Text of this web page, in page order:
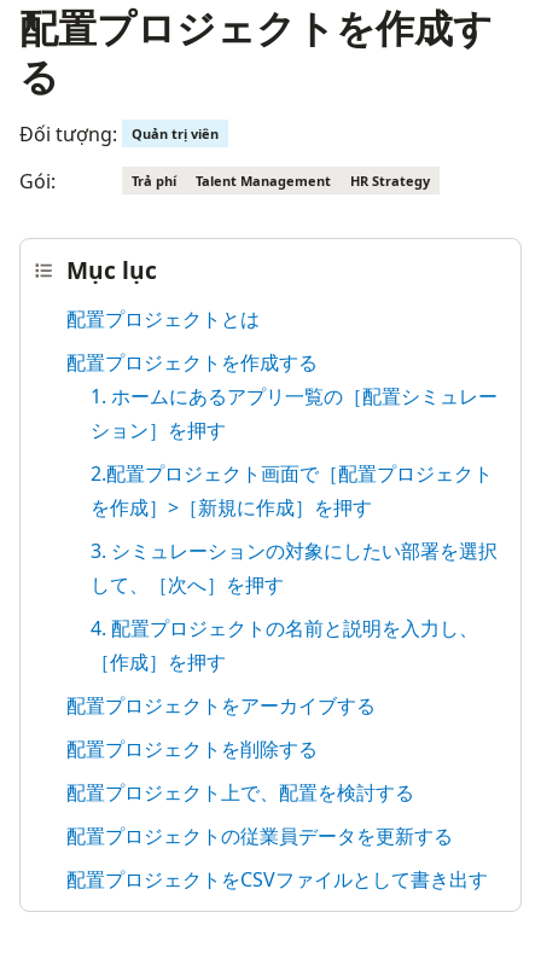
配置プロジェクトを作成す
る
Đối tượng: Quản trị viên
Gói: Trả phí Talent Management HR Strategy
Mục lục
配置プロジェクトとは
配置プロジェクトを作成する
1. ホームにあるアプリ一覧の［配置シミュレー
ション］を押す
2.配置プロジェクト画面で［配置プロジェクト
を作成］>［新規に作成］を押す
3. シミュレーションの対象にしたい部署を選択
して、［次へ］を押す
4. 配置プロジェクトの名前と説明を入力し、
［作成］を押す
配置プロジェクトをアーカイブする
配置プロジェクトを削除する
配置プロジェクト上で、配置を検討する
配置プロジェクトの従業員データを更新する
配置プロジェクトをCSVファイルとして書き出す